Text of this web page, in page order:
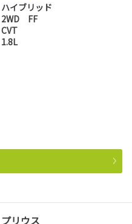
ハイブリッド
2WD FF
CVT
1.8L
プリウス